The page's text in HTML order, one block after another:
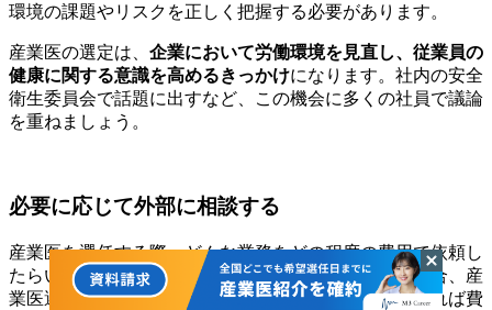
環境の課題やリスクを正しく把握する必要があります。
産業医の選定は、 企業において労働環境を見直し、従業員の
健康に関する意識を高めるきっかけになります。社内の安全
衛生委員会で話題に出すなど、この機会に多くの社員で議論
を重ねましょう。
必要に応じて外部に相談する
産業医を選任する際、どんな業務をどの程度の費用で依頼し
たらいいのか見当がつかないこともあります。この場合、産
業医選任サービスを提供する会社に見積もりを依頼すれば費